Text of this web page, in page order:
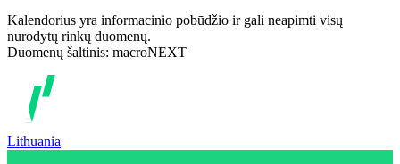
Kalendorius yra informacinio pobūdžio ir gali neapimti visų
nurodytų rinkų duomenų.
Duomenų šaltinis: macroNEXT
Lithuania